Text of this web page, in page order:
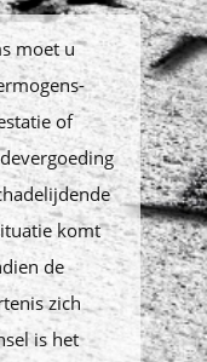
moet u
of
komt
de
zich
is het